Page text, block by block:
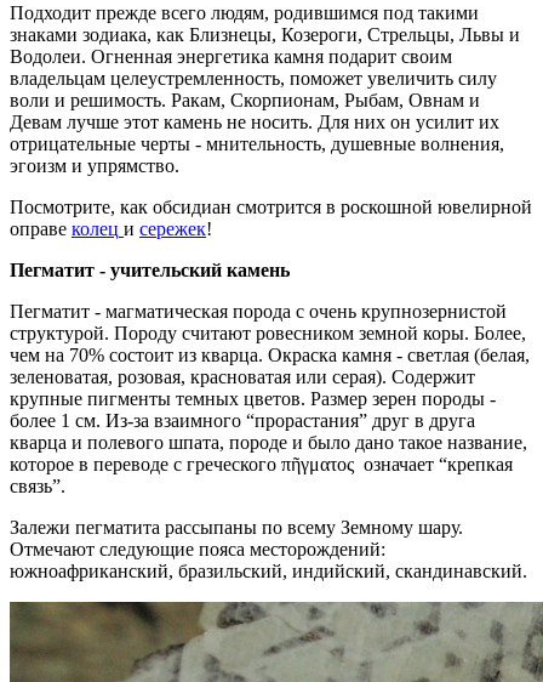
Подходит прежде всего людям, родившимся под такими
знаками зодиака, как Близнецы, Козероги, Стрельцы, Львы и
Водолеи. Огненная энергетика камня подарит своим
владельцам целеустремленность, поможет увеличить силу
воли и решимость. Ракам, Скорпионам, Рыбам, Овнам и
Девам лучше этот камень не носить. Для них он усилит их
отрицательные черты - мнительность, душевные волнения,
эгоизм и упрямство.
Посмотрите, как обсидиан смотрится в роскошной ювелирной
оправе колец и сережек!
Пегматит - учительский камень
Пегматит - магматическая порода с очень крупнозернистой
структурой. Породу считают ровесником земной коры. Более,
чем на 70% состоит из кварца. Окраска камня - светлая (белая,
зеленоватая, розовая, красноватая или серая). Содержит
крупные пигменты темных цветов. Размер зерен породы -
более 1 см. Из-за взаимного “прорастания” друг в друга
кварца и полевого шпата, породе и было дано такое название,
которое в переводе с греческого πῆγματος означает “крепкая
связь”.
Залежи пегматита рассыпаны по всему Земному шару.
Отмечают следующие пояса месторождений:
южноафриканский, бразильский, индийский, скандинавский.